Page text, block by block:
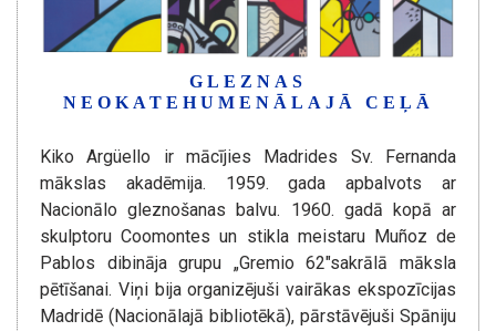
GLEZNAS
NEOKATEHUMENĀLAJĀ CEĻĀ
Kiko Argüello ir mācījies Madrides Sv. Fernanda
mākslas akadēmija. 1959. gada apbalvots ar
Nacionālo gleznošanas balvu. 1960. gadā kopā ar
skulptoru Coomontes un stikla meistaru Muñoz de
Pablos dibināja grupu „Gremio 62″sakrālā māksla
pētīšanai. Viņi bija organizējuši vairākas ekspozīcijas
Madridē (Nacionālajā bibliotēkā), pārstāvējuši Spāniju